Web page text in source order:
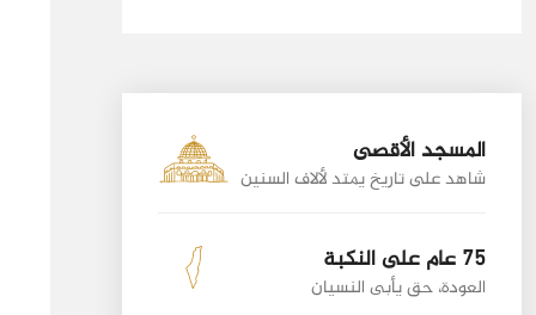
المسجد الأقصى
شاهد على تاريخ يمتد لألاف السنين
75 عام على النكبة
العودة، حق يأبى النسيان